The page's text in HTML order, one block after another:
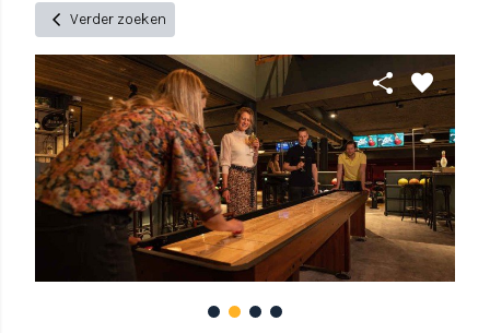
chevron_left Verder zoeken
share favorite